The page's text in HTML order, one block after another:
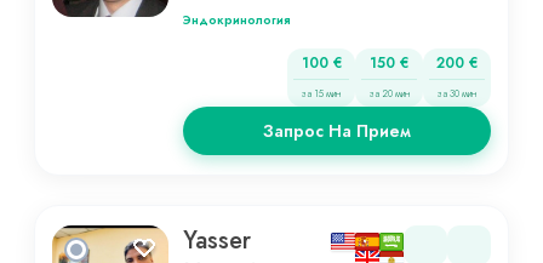
Эндокринология
100 €
за 15 мин
150 €
за 20 мин
200 €
за 30 мин
Запрос На Прием
Yasser